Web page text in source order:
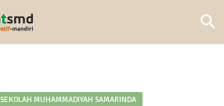
SEKOLAH MUHAMMADIYAH SAMARINDA